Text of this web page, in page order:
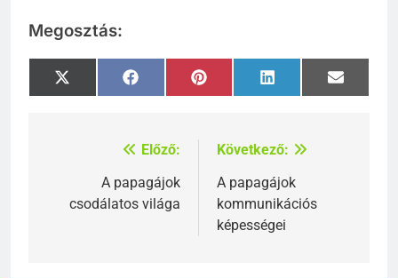
Megosztás:
Share
on
X
(Twitter)
Share
on
FacebookShare
on
Pinterest Share
on
LinkedIn
Share
on
Email
Bejegyzés
navigáció
Előző:
A papagájok
csodálatos világa
Következő:
A papagájok
kommunikációs
képességei